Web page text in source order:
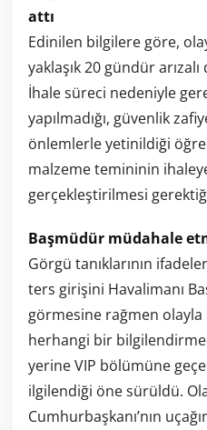
attı
Edinilen bilgilere göre,
yaklaşık20 gündürarızalı
İhalesüreci nedeniyle
yapılmadığı, güvenlik
önlemlerleyetinildiği
malzemetemininin
gerçekleştirilmesi
Başmüdür müdahale
Görgü tanıklarının
ters girişini Havalimanı
görmesine rağmen olayla
herhangi bir
yerineVIP bölümüne
ilgilendiği önesürüldü.
Cumhurbaşkanı’nın